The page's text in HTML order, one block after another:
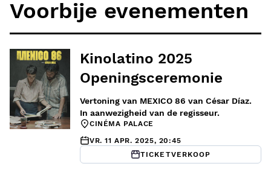
Voorbije evenementen
Kinolatino 2025
Openingsceremonie
Vertoning van MEXICO 86 van César Díaz.
In aanwezigheid van de regisseur.
CINÉMA PALACE
VR. 11 APR. 2025, 20:45
TICKETVERKOOP